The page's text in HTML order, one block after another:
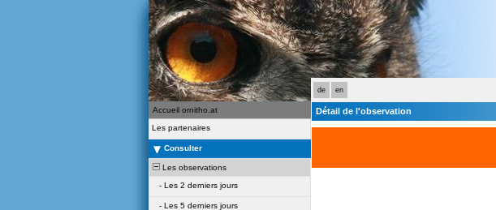
de en
Accueil ornitho.at
Les partenaires
Consulter
Les observations
- Les 2 derniers jours
- Les 5 derniers jours
Détail de l'observation